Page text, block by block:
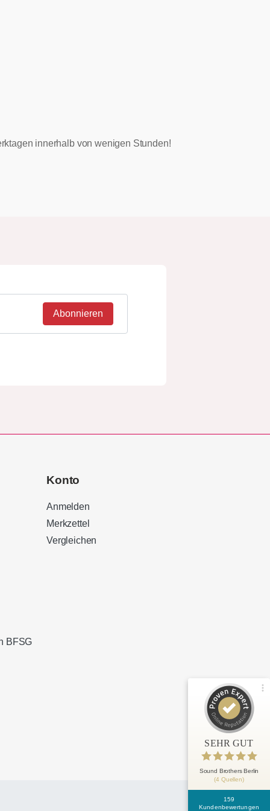
innerhalb von wenigen Stunden!
Abonnieren
BFSG
Konto
Anmelden
Merkzettel
Vergleichen
SEHR GUT
Sound Brothers Berlin
(4 Quellen)
159
Kundenbewertungen
Blick aufs ProvenExpert-Profil werfen
Anonym
5
Erstklassige Beratung einer alten Frau
bei einem Kaffee durch Herrn Zimbardo!
Vorab avisierte, pünktliche L...